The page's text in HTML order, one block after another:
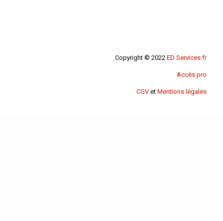
Copyright © 2022 ED Services.fr
Accès pro
CGV et Mentions légales